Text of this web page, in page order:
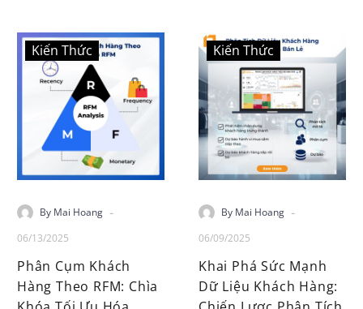
Kiến Thức
By Mai Hoang -
06/13/2025
Phân Cụm Khách
Hàng Theo RFM: Chìa
Kiến Thức
By Mai Hoang -
06/09/2025
Khai Phá Sức Mạnh
Dữ Liệu Khách Hàng: